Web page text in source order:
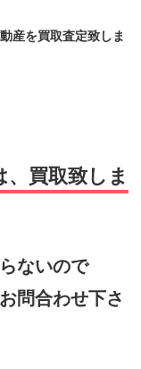
産を買取査定致しま
買取致しま
ないので
問合わせ下さ